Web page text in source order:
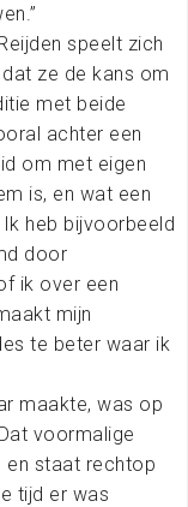
speelt zich
ze de kans om
met beide
achter een
om met eigen
is, en wat een
heb bijvoorbeeld
door
ik over een
mijn
te beter waar ik
maakte, was op
voormalige
en staat rechtop
tijd er was